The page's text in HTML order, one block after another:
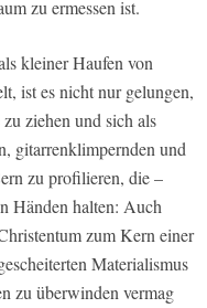
zu ermessen ist.
kleiner Haufen von
ist es nicht nur gelungen,
ziehen und sich als
gitarrenklimpernden und
zu profilieren, die –
Händen halten: Auch
zum Kern einer
Materialismus
zu überwinden vermag